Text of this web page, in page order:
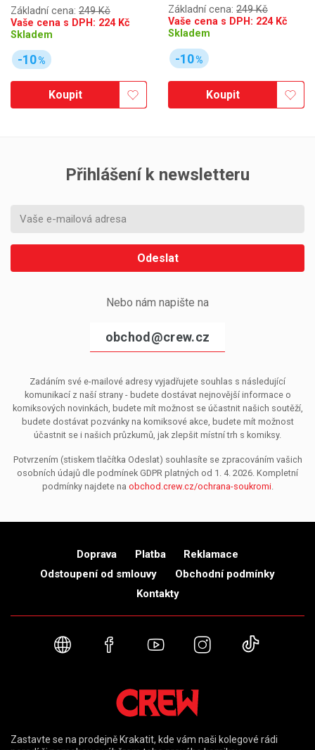
Základní cena: 249 Kč
Vaše cena s DPH: 224Kč
Skladem
-10%
Koupit
Základní cena: 249 Kč
Vaše cena s DPH: 224Kč
Skladem
-10%
Koupit
Přihlášení k newsletteru
Odeslat
Nebo nám napište na
obchod@crew.cz
Zadáním své e-mailové adresy vyjadřujete souhlas s následující
komunikací z naší strany - budete dostávat nejnovější informace o
komiksových novinkách, budete mít možnost se účastnit našich soutěží,
budete dostávat pozvánky na komiksové akce, budete mít možnost
účastnit se i našich průzkumů, jak zlepšit místní trh s komiksy.
Potvrzením (stiskem tlačítka Odeslat) souhlasíte se zpracováním vašich
osobních údajů dle podmínek GDPR platných od 1. 4. 2026. Kompletní
podmínky najdete na obchod.crew.cz/ochrana-soukromi.
Doprava Platba
Reklamace
Odstoupení od smlouvy
Obchodní podmínky
Kontakty
Webové stránky
FacebookYouTubeInstagram
Zastavte se na prodejně Krakatit, kde vám naši kolegové rádi